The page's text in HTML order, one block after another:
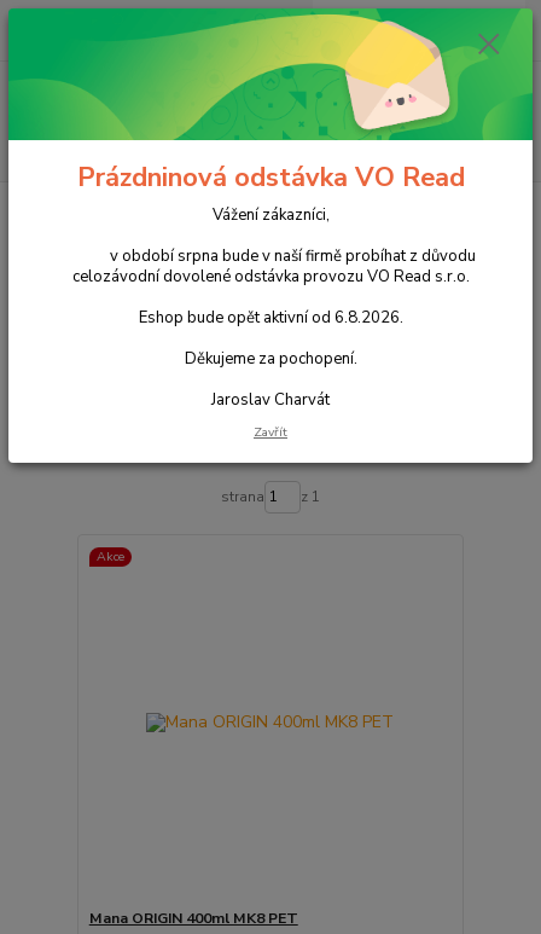
Menu
Hledat
Po - Pá 8 - 14h
ks
za 0,00 Kč
Nealkoholické nápoje Proteinové
Proteinové
Upřesnit parametry
Nejlevnější Nejdražší
strana z 1
Akce
Mana ORIGIN 400ml MK8 PET
Prázdninová odstávka VO Read
Vážení zákazníci,
v období srpna bude v naší firmě probíhat z důvodu
celozávodní dovolené odstávka provozu VO Read s.r.o.
Eshop bude opět aktivní od 6.8.2026.
Děkujeme za pochopení.
Jaroslav Charvát
Zavřít